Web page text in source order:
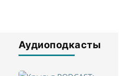
Аудиоподкасты